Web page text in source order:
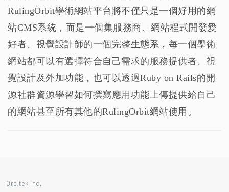
RulingOrbit學術網站平台將不僅只是一個好用的網
站CMS系統，而是一個集服務商、網站程式開發愛
好者、視覺設計師的一個完整生態系，每一個學術
網站都可以有選擇符合自己需求的服務提供者、視
覺設計及外加功能，也可以透過Ruby on Rails的開
源社群資源學習如何撰寫應用功能上傳提供給自己
的網站甚至所有其他的RulingOrbit網站使用。
Orbitek Inc.